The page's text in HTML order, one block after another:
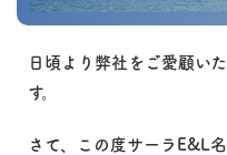
日頃より弊社をご愛顧い
す。
さて、この度サーラE&L